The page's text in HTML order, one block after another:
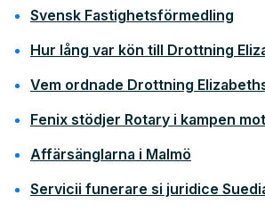
Svensk Fastighetsförmedling
Hur lång var kön till Drottning
Vem ordnade Drottning
Fenix stödjer Rotary i kampen
Affärsänglarna i Malmö
Servicii funerare si juridice